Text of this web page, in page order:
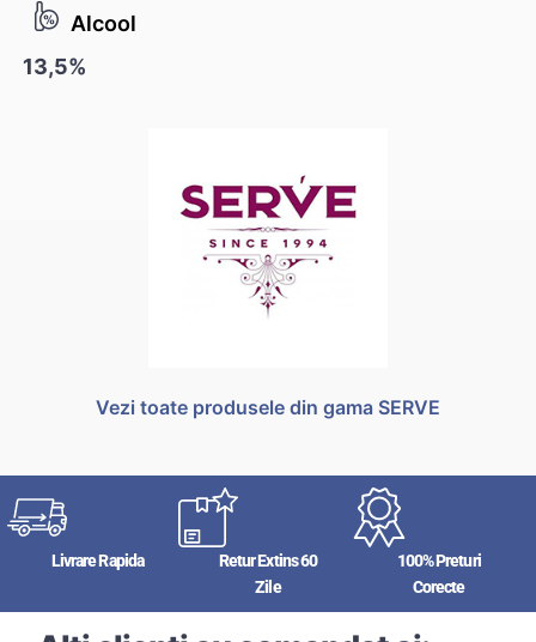
Alcool
13,5%
Vezi toate produsele din gama SERVE
Livrare Rapida
Retur Extins 60
Zile
100% Preturi
Corecte